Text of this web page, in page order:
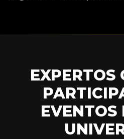
EXPERTOS
EVENTOS